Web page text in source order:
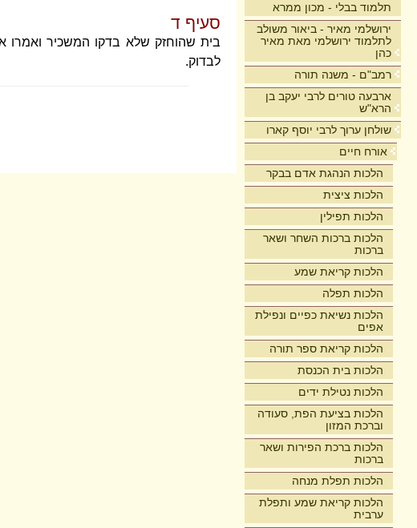
תלמוד בבלי - מכון ממרא
ירושלמי מאיר - ביאור משולב
לתלמוד ירושלמי מאת מאיר
כהן
רמב"ם - משנה תורה
ארבעה טורים לרבי יעקב בן
הרא"ש
שולחן ערוך לרבי יוסף קארו
אורח חיים
הלכות הנהגת אדם בבקר
הלכות ציצית
הלכות תפילין
הלכות ברכות השחר ושאר
ברכות
הלכות קריאת שמע
הלכות תפלה
הלכות נשיאת כפיים ונפילת
אפים
הלכות קריאת ספר תורה
הלכות בית הכנסת
הלכות נטילת ידים
הלכות בציעת הפת, סעודה
וברכת המזון
הלכות ברכת הפירות ושאר
ברכות
הלכות תפלת מנחה
הלכות קריאת שמע ותפלת
ערבית
סעיף ד
בית שהוחזק שלא בדקו המשכיר ואמרו
לבדוק.